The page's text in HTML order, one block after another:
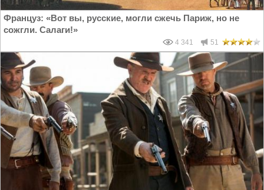
Француз: «Вот вы, русские, могли сжечь Париж, но не
сожгли. Салаги!»
4 341 51